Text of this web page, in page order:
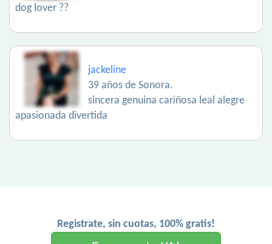
dog lover ??
jackeline
39 años de Sonora.
sincera genuina cariñosa leal alegre
apasionada divertida
Registrate, sin cuotas, 100% gratis!